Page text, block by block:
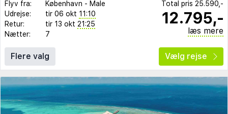
Flyv fra: København - Male
Udrejse:
tir 06 okt 11:10
Retur:
tir 13 okt 21:25
Nætter:
7
Total pris 25.590,-
12.795,-
læs mere
Flere valg Vælg rejse